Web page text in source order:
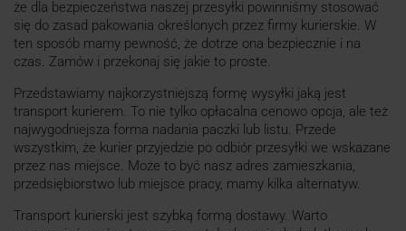
że dla bezpieczeństwa naszej przesyłki powinniśmy stosować
się do zasad pakowania określonych przez firmy kurierskie. W
ten sposób mamy pewność, że dotrze ona bezpiecznie i na
czas. Zamów i przekonaj się jakie to proste.
Przedstawiamy najkorzystniejszą formę wysyłki jaką jest
transport kurierem. To nie tylko opłacalna cenowo opcja, ale też
najwygodniejsza forma nadania paczki lub listu. Przede
wszystkim, że kurier przyjedzie po odbiór przesyłki we wskazane
przez nas miejsce. Może to być nasz adres zamieszkania,
przedsiębiorstwo lub miejsce pracy, mamy kilka alternatyw.
Transport kurierski jest szybką formą dostawy. Warto